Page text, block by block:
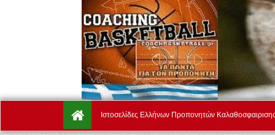
Ιστοσελίδες Ελλήνων Προπονητών Καλαθοσφαιρισης